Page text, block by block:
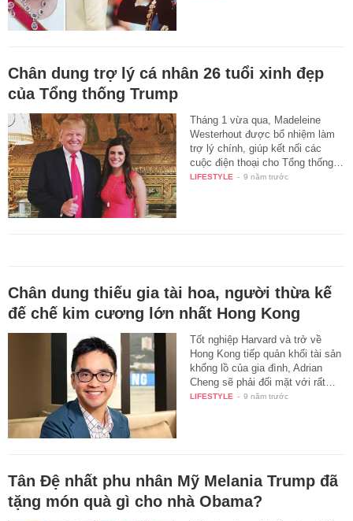
Chân dung trợ lý cá nhân 26 tuổi xinh đẹp
của Tổng thống Trump
Tháng 1 vừa qua, Madeleine
Westerhout được bổ nhiệm làm
trợ lý chính, giúp kết nối các
cuộc điện thoại cho Tổng thống…
LIFESTYLE - 9 năm trước
Chân dung thiếu gia tài hoa, người thừa kế
đế chế kim cương lớn nhất Hong Kong
Tốt nghiệp Harvard và trở về
Hong Kong tiếp quản khối tài sản
khổng lồ của gia đình, Adrian
Cheng sẽ phải đối mặt với rất…
LIFESTYLE - 9 năm trước
Tân Đệ nhất phu nhân Mỹ Melania Trump đã
tặng món quà gì cho nhà Obama?